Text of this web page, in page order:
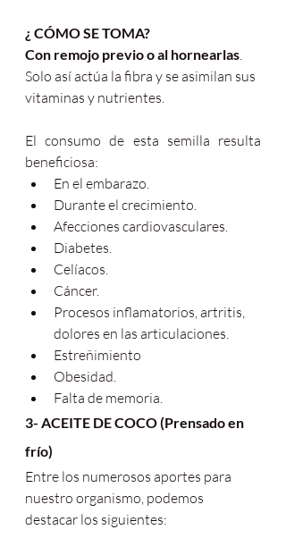
¿ CÓMO SE TOMA?
Con remojo previo o al hornearlas.
Solo así actúa la fibra y se asimilan sus
vitaminas y nutrientes.
El consumo de esta semilla resulta
beneficiosa:
En el embarazo.
Durante el crecimiento.
Afecciones cardiovasculares.
Diabetes.
Celíacos.
Cáncer.
Procesos inflamatorios, artritis,
dolores en las articulaciones.
Estreñimiento
Obesidad.
Falta de memoria.
3- ACEITE DE COCO (Prensado en
frío)
Entre los numerosos aportes para
nuestro organismo, podemos
destacar los siguientes: